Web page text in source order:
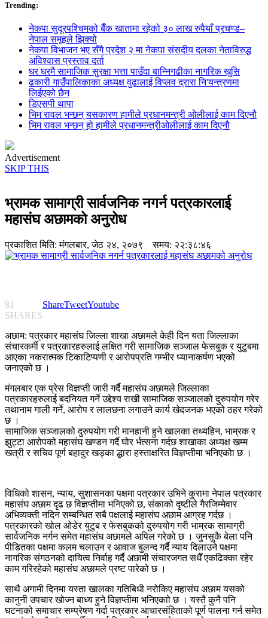
Trending:
नेकपा सुदूरपश्चिमको बैँक खातामा रहेको ३० लाख रुपैयाँ प्रचण्ड–
नेपाल समूहले झिक्य‍ो
नेकपा विभाजन भए सँगै प्रदेश २ मा नेकपा संसदीय दलका नेताविरुद्ध
अविश्वास प्रस्ताव दर्ता
घर घरमै सामाजिक सुुरक्षा भत्ता पाउँदा बान्निगढीका नागरिक खुसि
ढकारी गाउँपालिकाका अध्यक्ष वुढालाई विप्लव द्रारा नि'यन्त्रणमा
लिईएको छैन
डिएसपी थापा
भिम रावल भन्छन् यसकारण हामीले प्रधानमन्त्री ओलीलाई काम दिएनौ
भिम रावल भन्छन् हो हामीले प्रधानमन्त्रीओलीलाई काम दिएनौ
Advertisement
SKIP THIS
भ्रामक सामाग्री सार्वजनिक नगर्न पत्रकारलाई
महासंघ अछामको अनुरोध
प्रकाशित मिति:मंगलबार, जेठ २४, २०७९ समय: २२:३८:४६
81
SHARES
ShareTweetYoutube
अछाम: पत्रकार महासंघ जिल्ला शाखा अछामले केही दिन यता जिल्लाका
संचारकर्मी र पत्रकारहरुलाई लक्षित गरी सामाजिक सञ्जाल फेसबुक र युटुबमा
आएका नकरात्मक टिकाटिप्पणी र आरोपप्रति गम्भीर ध्यानाकर्षण भएको
जनाएको छ ।
मंगलबार एक प्रेस विज्ञप्ती जारी गर्दै महासंघ अछामले जिल्लाका
पत्रकारहरुलाई बदनियत गर्ने उद्देश्य राखी सामाजिक सञ्जालको दुरुपयोग गरेर
तथानाम गाली गर्ने, आरोप र लालछना लगाउने कार्य खेदजनक भएको ठहर गरेको
छ ।
सामाजिक सञ्जालको दुरुपयोग गरी मानहानी हुने खालका तथ्यहिन, भाम्रक र
झुट्टा आरोपको महासंघ खण्डन गर्दै घोर र्भत्सना गर्दछ शाखाका अध्यक्ष खम्म
खत्री र सचिव पूर्ण बहादुर खड्का द्धारा हस्ताक्षरित विज्ञप्तीमा भनिएकोा छ ।
विधिको शासन, न्याय, सुशासनका पक्षमा पत्रकार उभिने कुरामा नेपाल पत्रकार
महासंघ अछाम दृढ छ विज्ञप्तीमा भनिएको छ, संकाको दृष्टीले गैरजिम्मेवार
अभिव्यक्ती नदिन सम्बन्धित सबै पक्षलाई महासंघ अछाम आग्रह गर्दछ ।
पत्रकारको खोल ओडेर युटुब र फेसबुकको दुरुपयोग गरी भाम्रक सामाग्री
सार्वजनिक नर्गन समेत महासंघ अछामले अपिल गरेको छ । जुनसुकै बेला पनि
पीडितका पक्षमा कलम चलाउन र आवाज बुलन्द गर्दै न्याय दिलाउने पक्षमा
नागरिक संगठनको दायित्व निर्वाह गर्दै अछामी संचारजगत सधैँ एकढिक्का रहेर
काम गरिरहेको महासंघ अछामले प्रष्ट पारेको छ ।
साथै अगामी दिनमा यस्ता खालका गतिबिधी नरोकिए महासंघ अछाम यसको
कानुनी उपचार खोज्न बाध्य हुने विज्ञप्तीमा भनिएकाो छ । यस्तै कुनै पनि
घटनाको समाचार सम्प्रेषण गर्दा पत्रकार आचारसंहिताको पूर्ण पालना गर्न समेत